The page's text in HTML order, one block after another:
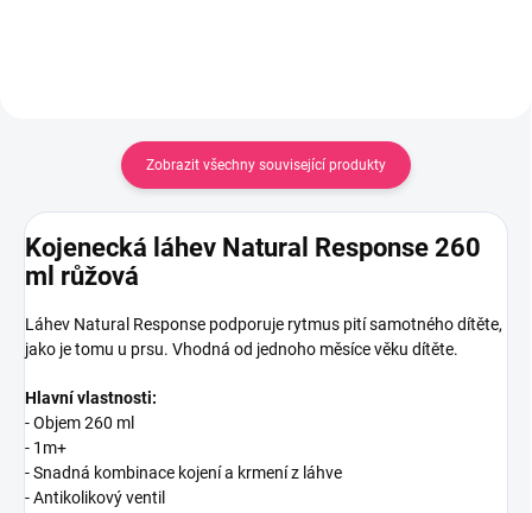
Zobrazit všechny související produkty
Kojenecká láhev Natural Response 260
ml růžová
Láhev Natural Response podporuje rytmus pití samotného dítěte,
jako je tomu u prsu. Vhodná od jednoho měsíce věku dítěte.
Hlavní vlastnosti:
- Objem 260 ml
- 1m+
- Snadná kombinace kojení a krmení z láhve
- Antikolikový ventil